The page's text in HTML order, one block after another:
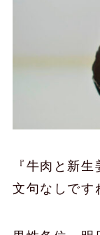
『牛肉と新
文句なしです